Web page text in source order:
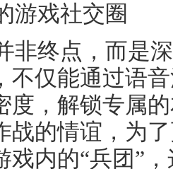
游戏社交圈
非终点，而是
不仅能通过语
度，解锁专属
战的情谊，为
戏内的“兵团”